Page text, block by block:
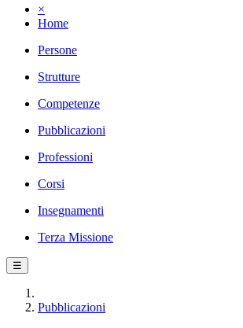
×
Home
Persone
Strutture
Competenze
Pubblicazioni
Professioni
Corsi
Insegnamenti
Terza Missione
☰
Pubblicazioni